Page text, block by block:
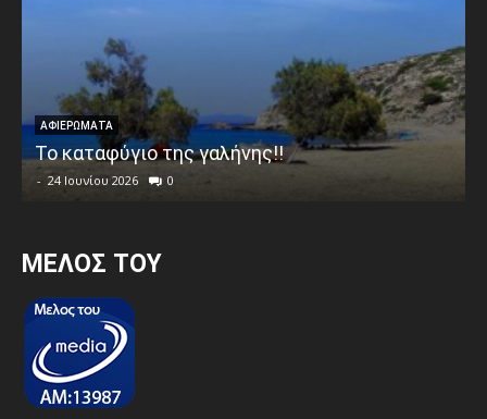
ΑΦΙΕΡΩΜΑΤΑ
Το καταφύγιο της γαλήνης!!
- 24 Ιουνίου 2026 0
MEΛΟΣ ΤΟΥ